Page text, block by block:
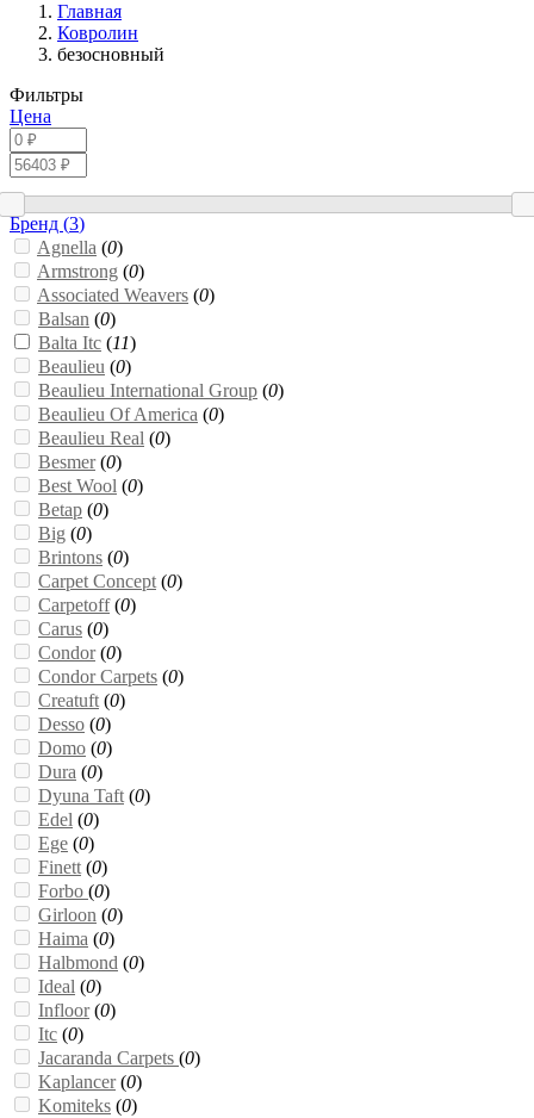
Главная
Ковролин
безосновный
Фильтры
Цена
Бренд (3)
Agnella (0)
Armstrong (0)
Associated Weavers (0)
Balsan (0)
Balta Itc (11)
Beaulieu (0)
Beaulieu International Group (0)
Beaulieu Of America (0)
Beaulieu Real (0)
Besmer(0)
Best Wool (0)
Betap (0)
Big (0)
Brintons (0)
Carpet Concept (0)
Carpetoff(0)
Carus (0)
Condor(0)
Condor Carpets (0)
Creatuft (0)
Desso (0)
Domo (0)
Dura (0)
Dyuna Taft (0)
Edel (0)
Ege (0)
Finett (0)
Forbo (0)
Girloon (0)
Haima (0)
Halbmond (0)
Ideal (0)
Infloor(0)
Itc (0)
Jacaranda Carpets (0)
Kaplancer(0)
Komiteks (0)